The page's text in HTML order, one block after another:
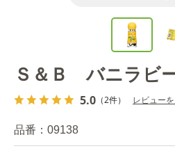
Ｓ＆Ｂ バニラビ
5.0 （2件） レビュー
品番： 09138